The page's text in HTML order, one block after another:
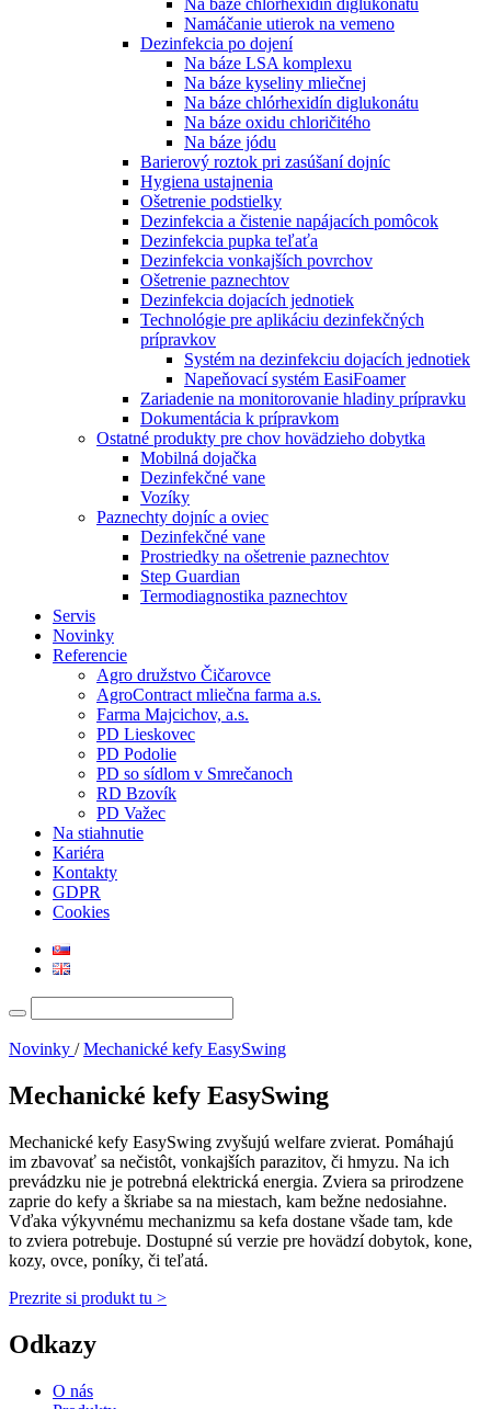
Namáčanie utierok na vemeno
Dezinfekcia po dojení
Na báze LSA komplexu
Na báze kyseliny mliečnej
Na báze chlórhexidín diglukonátu
Na báze oxidu chloričitého
Na báze jódu
Barierový roztok pri zasúšaní dojníc
Hygiena ustajnenia
Ošetrenie podstielky
Dezinfekcia a čistenie napájacích pomôcok
Dezinfekcia pupka teľaťa
Dezinfekcia vonkajších povrchov
Ošetrenie paznechtov
Dezinfekcia dojacích jednotiek
Technológie pre aplikáciu dezinfekčných
prípravkov
Systém na dezinfekciu dojacích jednotiek
Napeňovací systém EasiFoamer
Zariadenie na monitorovanie hladiny prípravku
Dokumentácia k prípravkom
Ostatné produkty pre chov hovädzieho dobytka
Mobilná dojačka
Dezinfekčné vane
Vozíky
Paznechty dojníc a oviec
Dezinfekčné vane
Prostriedky na ošetrenie paznechtov
Step Guardian
Termodiagnostika paznechtov
Servis
Novinky
Referencie
Agro družstvo Čičarovce
AgroContract mliečna farma a.s.
Farma Majcichov, a.s.
PD Lieskovec
PD Podolie
PD so sídlom v Smrečanoch
RD Bzovík
PD Važec
Na stiahnutie
Kariéra
Kontakty
GDPR
Cookies
for:
Novinky /Mechanické kefy EasySwing
Mechanické kefy EasySwing
Mechanické kefy EasySwing zvyšujú welfare zvierat. Pomáhajú
im zbavovať sa nečistôt, vonkajších parazitov, či hmyzu. Na ich
prevádzku nie je potrebná elektrická energia. Zviera sa prirodzene
zaprie do kefy a škriabe sa na miestach, kam bežne nedosiahne.
Vďaka výkyvnému mechanizmu sa kefa dostane všade tam, kde
to zviera potrebuje. Dostupné sú verzie pre hovädzí dobytok, kone,
kozy, ovce, poníky, či teľatá.
Prezrite si produkt tu >
Odkazy
O nás